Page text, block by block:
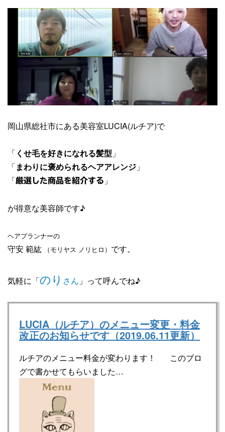
岡山県総社市にある美容室LUCIA(ルチア)で
「 くせ毛を好きになれる髪型 」
「まわりに褒められるヘアアレンジ 」
「厳選した商品を紹介する 」
が得意な美容師です♪
ヘアプランナーの
守安 範紘 （モリヤス ノリヒロ） です。
気軽に「のり さん 」って呼んでね♪
LUCIA（ルチア）のメニュー変更・料金
改正のお知らせです（2019.06.11更新）
ルチアのメニュー料金が変わります！ このブロ
グで書かせてもらいました…